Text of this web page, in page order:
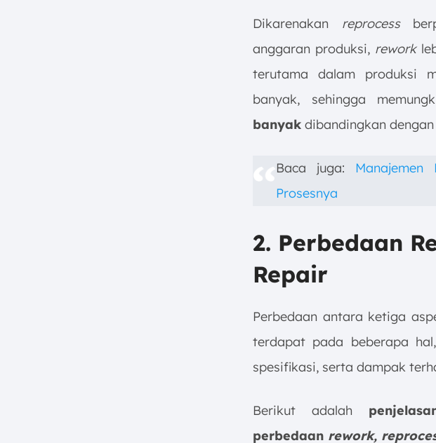
Dikarenakan reprocess
anggaran produksi, rework
terutama dalam produksi
banyak, sehingga
banyak dibandingkan
Baca juga: Manajemen
Prosesnya
2. Perbedaan
Repair
Perbedaan antara ketiga
terdapat pada beberapa
spesifikasi, serta dampak
Berikut adalah
perbedaan rework,